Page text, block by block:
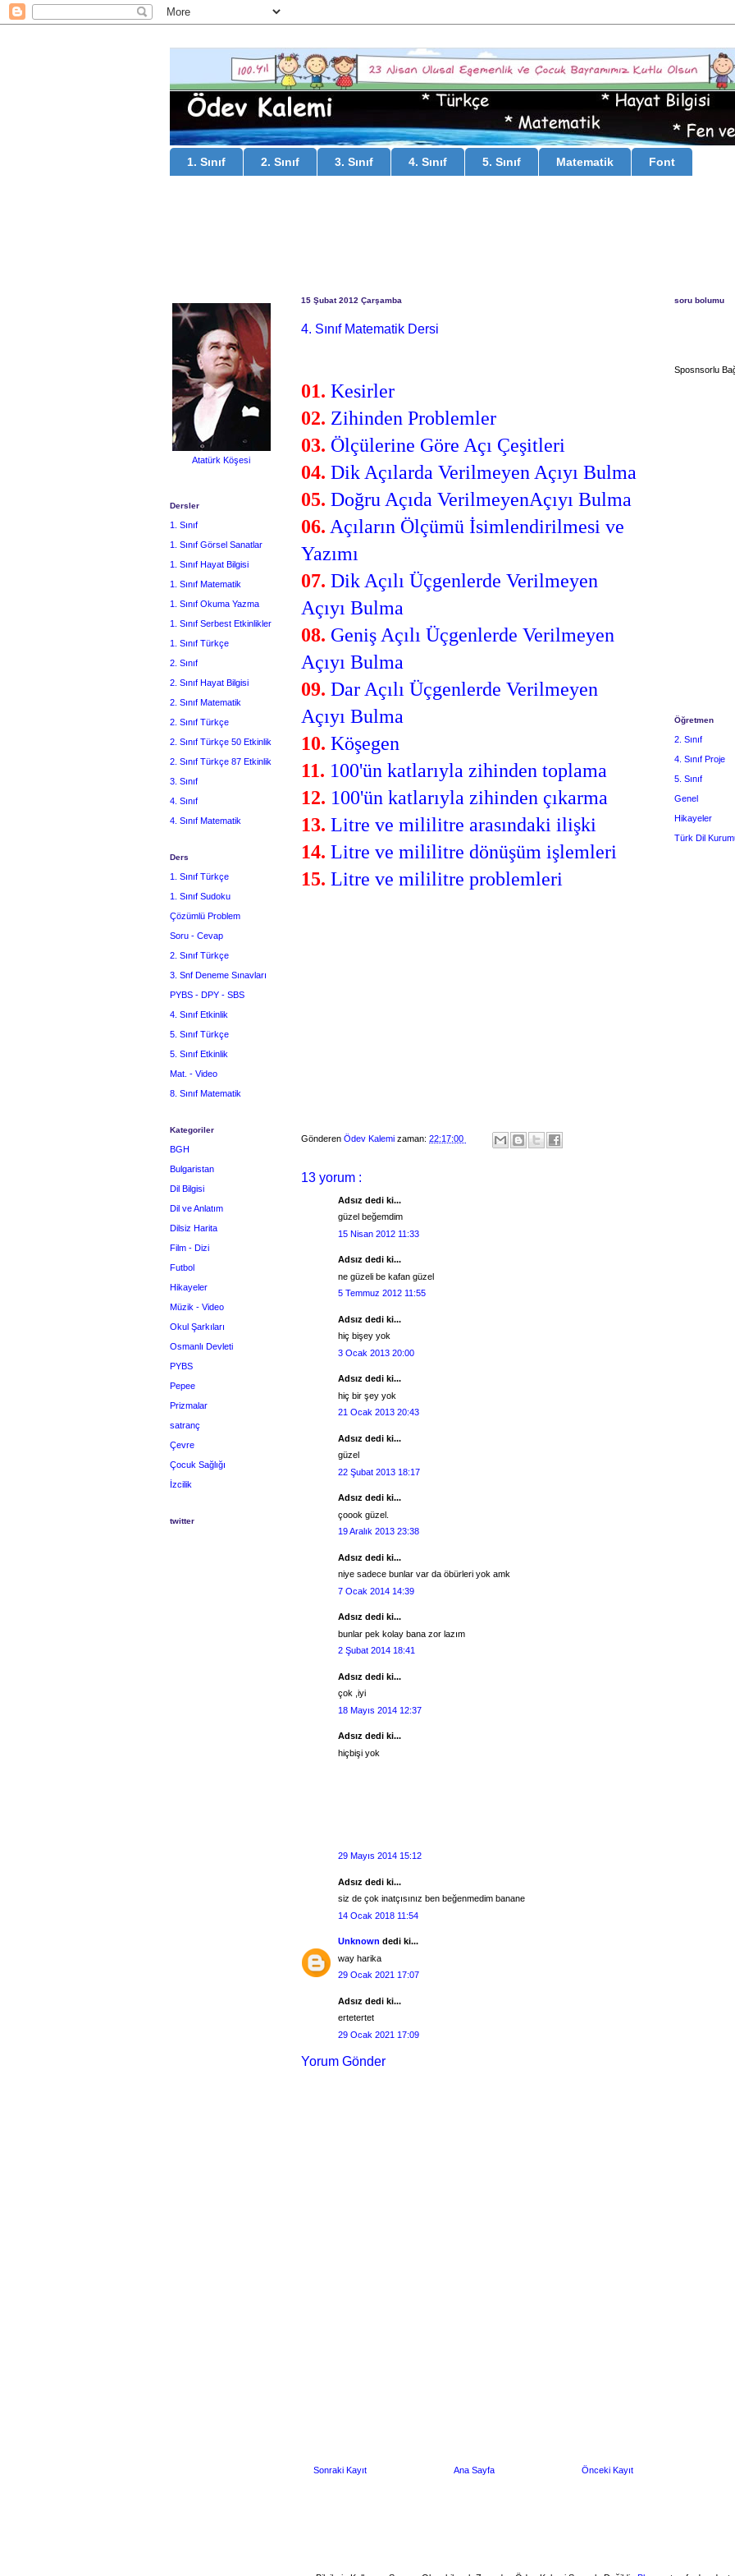
1. Sınıf 2. Sınıf 3. Sınıf 4. Sınıf 5. Sınıf Matematik Font
15 Şubat 2012 Çarşamba
4. Sınıf Matematik Dersi
01. Kesirler
02. Zihinden Problemler
03. Ölçülerine Göre Açı Çeşitleri
04. Dik Açılarda Verilmeyen Açıyı Bulma
05. Doğru Açıda VerilmeyenAçıyı Bulma
06. Açıların Ölçümü İsimlendirilmesi ve
Yazımı
07. Dik Açılı Üçgenlerde Verilmeyen
Açıyı Bulma
08. Geniş Açılı Üçgenlerde Verilmeyen
Açıyı Bulma
09. Dar Açılı Üçgenlerde Verilmeyen
Açıyı Bulma
10. Köşegen
11. 100'ün katlarıyla zihinden toplama
12. 100'ün katlarıyla zihinden çıkarma
13. Litre ve mililitre arasındaki ilişki
14. Litre ve mililitre dönüşüm işlemleri
15. Litre ve mililitre problemleri
Gönderen Ödev Kalemi zaman: 22:17:00
13 yorum :
Adsız dedi ki...
güzel beğemdim
15 Nisan 2012 11:33
Adsız dedi ki...
ne güzeli be kafan güzel
5 Temmuz 2012 11:55
Adsız dedi ki...
hiç bişey yok
3 Ocak 2013 20:00
Adsız dedi ki...
hiç bir şey yok
21 Ocak 2013 20:43
Adsız dedi ki...
güzel
22 Şubat 2013 18:17
Adsız dedi ki...
çoook güzel.
19 Aralık 2013 23:38
Adsız dedi ki...
niye sadece bunlar var da öbürleri yok amk
7 Ocak 2014 14:39
Adsız dedi ki...
bunlar pek kolay bana zor lazım
2 Şubat 2014 18:41
Adsız dedi ki...
çok ,iyi
18 Mayıs 2014 12:37
Adsız dedi ki...
hiçbişi yok
29 Mayıs 2014 15:12
Adsız dedi ki...
siz de çok inatçısınız ben beğenmedim banane
14 Ocak 2018 11:54
Unknown dedi ki...
way harika
29 Ocak 2021 17:07
Adsız dedi ki...
ertetertet
29 Ocak 2021 17:09
Yorum Gönder
Sonraki Kayıt Önceki Kayıt
Ana Sayfa
Atatürk Köşesi
Dersler
1. Sınıf
1. Sınıf Görsel Sanatlar
1. Sınıf Hayat Bilgisi
1. Sınıf Matematik
1. Sınıf Okuma Yazma
1. Sınıf Serbest Etkinlikler
1. Sınıf Türkçe
2. Sınıf
2. Sınıf Hayat Bilgisi
2. Sınıf Matematik
2. Sınıf Türkçe
2. Sınıf Türkçe 50 Etkinlik
2. Sınıf Türkçe 87 Etkinlik
3. Sınıf
4. Sınıf
4. Sınıf Matematik
Ders
1. Sınıf Türkçe
1. Sınıf Sudoku
Çözümlü Problem
Soru - Cevap
2. Sınıf Türkçe
3. Snf Deneme Sınavları
PYBS - DPY - SBS
4. Sınıf Etkinlik
5. Sınıf Türkçe
5. Sınıf Etkinlik
Mat. - Video
8. Sınıf Matematik
Kategoriler
BGH
Bulgaristan
Dil Bilgisi
Dil ve Anlatım
Dilsiz Harita
Film - Dizi
Futbol
Hikayeler
Müzik - Video
Okul Şarkıları
Osmanlı Devleti
PYBS
Pepee
Prizmalar
satranç
Çevre
Çocuk Sağlığı
İzcilik
twitter
soru bolumu
Sposnsorlu
Öğretmen
2. Sınıf
4. Sınıf Proje
5. Sınıf
Genel
Hikayeler
Türk Dil